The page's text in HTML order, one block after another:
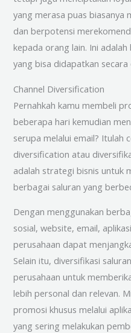
yang merasa puas biasanya
dan berpotensi
kepada orang lain. Ini
yang bisa didapatkan secara
Channel Diversification
Pernahkah kamu membeli
beberapa hari kemudian
serupa melalui email? Itulah
diversification atau
adalah strategi bisnis untuk
berbagai saluran yang
Dengan menggunakan
sosial, website, email,
perusahaan dapat
Selain itu, diversifikasi
perusahaan untuk
lebih personal dan relevan.
promosi khusus melalui
yang sering melakukan